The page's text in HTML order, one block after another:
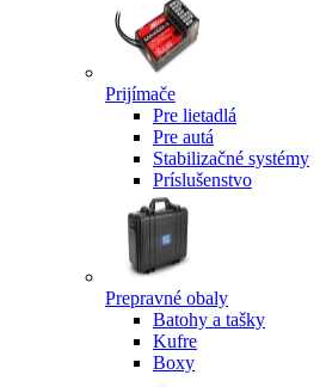
Prijímače
Pre lietadlá
Pre autá
Stabilizačné systémy
Príslušenstvo
Prepravné obaly
Batohy a tašky
Kufre
Boxy